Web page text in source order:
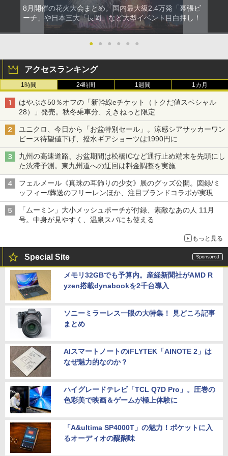
8月開催の花火大会まとめ。国内最大級2.4万発「幕張ビ
ーチ」や日本三大「長岡」など大型イベント目白押し！
● ● ● ● ● ●
アクセスランキング
1時間 24時間 1週間 1カ月
はやぶさ50％オフの「新幹線eチケット（トクだ値スペシャル
28）」発売。秋冬乗車分、えきねっと限定
ユニクロ、今日から「お盆特別セール」。涼感シアサッカーワン
ピース待望値下げ、撥水ギアショーツは1990円に
九州の高速道路、お盆期間は松橋ICなど通行止め端末を先頭にし
た渋滞予測。東九州道への迂回は料金調整を実施
フェルメール《真珠の耳飾りの少女》展のグッズ公開。図録/ミ
ッフィー/葬送のフリーレンほか、注目ブランドコラボが実現
「ムーミン」大小メッシュポーチが付録、素敵なあの人 11月
号。中身が見やすく、温泉スパにも使える
もっと見る
Special Site
メモリ32GBでも予算内。産経新聞社がAMD R
yzen搭載dynabookを2千台導入
ソニーミラーレス一眼の大特集！ 見どころ記事
まとめ
AIスマートノートのiFLYTEK「AINOTE 2」は
なぜ魅力的なのか？
ハイグレードテレビ「TCL Q7D Pro」。圧巻の
色彩美で映画＆ゲームが極上体験に
「A&ultima SP4000T」の魅力！ポケットに入
るオーディオの醍醐味